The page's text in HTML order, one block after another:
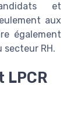
et
aux
également
RH.